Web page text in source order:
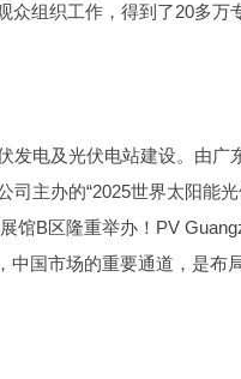
组织工作，得到了20多万
电及光伏电站建设。由广
主办的“2025世界太阳能
馆B区隆重举办！PV
中国市场的重要通道，是布